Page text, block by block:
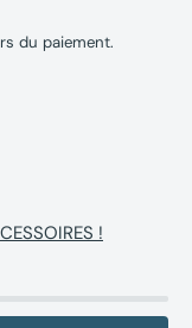
du paiement.
!